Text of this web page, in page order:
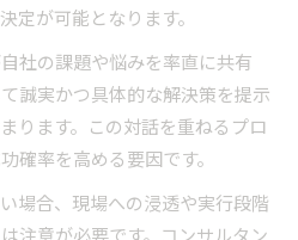
定が可能となります。
社の課題や悩みを率直に共有
誠実かつ具体的な解決策を提示
ります。この対話を重ねるプロ
確率を高める要因です。
場合、現場への浸透や実行段階